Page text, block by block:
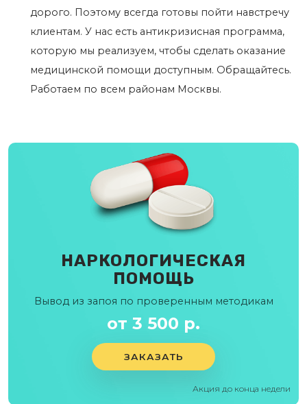
дорого. Поэтому всегда готовы пойти навстречу
клиентам. У нас есть антикризисная программа,
которую мы реализуем, чтобы сделать оказание
медицинской помощи доступным. Обращайтесь.
Работаем по всем районам Москвы.
НАРКОЛОГИЧЕСКАЯ
ПОМОЩЬ
Вывод из запоя по проверенным методикам
от 3 500 р.
ЗАКАЗАТЬ
Акция до конца недели